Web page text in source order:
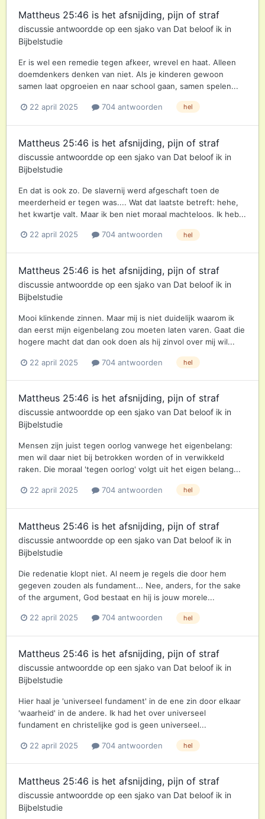
Mattheus 25:46 is het afsnijding, pijn of straf
discussie antwoordde op een sjako van Dat beloof ik in
Bijbelstudie
Er is wel een remedie tegen afkeer, wrevel en haat. Alleen
doemdenkers denken van niet. Als je kinderen gewoon
samen laat opgroeien en naar school gaan, samen spelen...
22 april 2025 704 antwoorden hel
Mattheus 25:46 is het afsnijding, pijn of straf
discussie antwoordde op een sjako van Dat beloof ik in
Bijbelstudie
En dat is ook zo. De slavernij werd afgeschaft toen de
meerderheid er tegen was.... Wat dat laatste betreft: hehe,
het kwartje valt. Maar ik ben niet moraal machteloos. Ik heb...
22 april 2025 704 antwoorden hel
Mattheus 25:46 is het afsnijding, pijn of straf
discussie antwoordde op een sjako van Dat beloof ik in
Bijbelstudie
Mooi klinkende zinnen. Maar mij is niet duidelijk waarom ik
dan eerst mijn eigenbelang zou moeten laten varen. Gaat die
hogere macht dat dan ook doen als hij zinvol over mij wil...
22 april 2025 704 antwoorden hel
Mattheus 25:46 is het afsnijding, pijn of straf
discussie antwoordde op een sjako van Dat beloof ik in
Bijbelstudie
Mensen zijn juist tegen oorlog vanwege het eigenbelang:
men wil daar niet bij betrokken worden of in verwikkeld
raken. Die moraal 'tegen oorlog' volgt uit het eigen belang...
22 april 2025 704 antwoorden hel
Mattheus 25:46 is het afsnijding, pijn of straf
discussie antwoordde op een sjako van Dat beloof ik in
Bijbelstudie
Die redenatie klopt niet. Al neem je regels die door hem
gegeven zouden als fundament... Nee, anders, for the sake
of the argument, God bestaat en hij is jouw morele...
22 april 2025 704 antwoorden hel
Mattheus 25:46 is het afsnijding, pijn of straf
discussie antwoordde op een sjako van Dat beloof ik in
Bijbelstudie
Hier haal je 'universeel fundament' in de ene zin door elkaar
'waarheid' in de andere. Ik had het over universeel
fundament en christelijke god is geen universeel...
22 april 2025 704 antwoorden hel
Mattheus 25:46 is het afsnijding, pijn of straf
discussie antwoordde op een sjako van Dat beloof ik in
Bijbelstudie